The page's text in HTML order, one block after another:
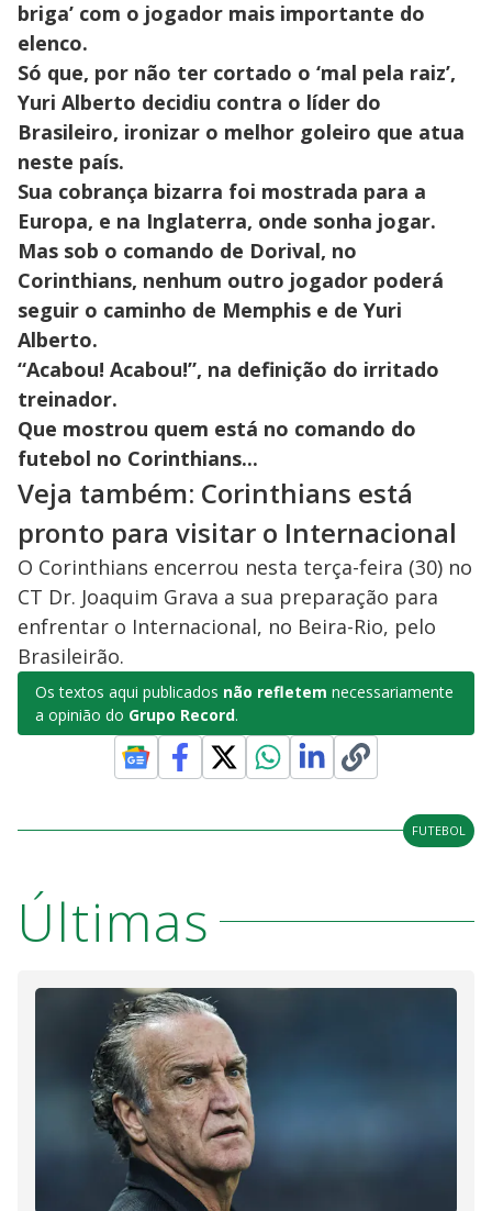
briga’ com o jogador mais importante do
elenco.
Só que, por não ter cortado o ‘mal pela raiz’,
Yuri Alberto decidiu contra o líder do
Brasileiro, ironizar o melhor goleiro que atua
neste país.
Sua cobrança bizarra foi mostrada para a
Europa, e na Inglaterra, onde sonha jogar.
Mas sob o comando de Dorival, no
Corinthians, nenhum outro jogador poderá
seguir o caminho de Memphis e de Yuri
Alberto.
“Acabou! Acabou!”, na definição do irritado
treinador.
Que mostrou quem está no comando do
futebol no Corinthians...
Veja também: Corinthians está
pronto para visitar o Internacional
O Corinthians encerrou nesta terça-feira (30) no
CT Dr. Joaquim Grava a sua preparação para
enfrentar o Internacional, no Beira-Rio, pelo
Brasileirão.
Os textos aqui publicados não refletem necessariamente
a opinião do Grupo Record.
FUTEBOL
Últimas